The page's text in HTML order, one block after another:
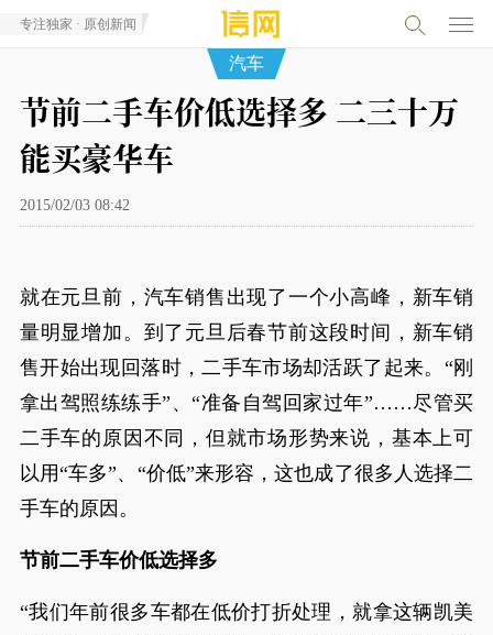
专注独家 · 原创新闻
汽车
节前二手车价低选择多 二三十万
能买豪华车
2015/02/03 08:42
就在元旦前，汽车销售出现了一个小高峰，新车销
量明显增加。到了元旦后春节前这段时间，新车销
售开始出现回落时，二手车市场却活跃了起来。“刚
拿出驾照练练手”、“准备自驾回家过年”……尽管买
二手车的原因不同，但就市场形势来说，基本上可
以用“车多”、“价低”来形容，这也成了很多人选择二
手车的原因。
节前二手车价低选择多
“我们年前很多车都在低价打折处理，就拿这辆凯美